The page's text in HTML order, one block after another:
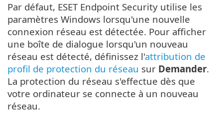
Par défaut, ESET Endpoint Security utilise les
paramètres Windows lorsqu'une nouvelle
connexion réseau est détectée. Pour afficher
une boîte de dialogue lorsqu'un nouveau
réseau est détecté, définissez l'attribution de
profil de protection du réseau sur Demander.
La protection du réseau s'effectue dès que
votre ordinateur se connecte à un nouveau
réseau.